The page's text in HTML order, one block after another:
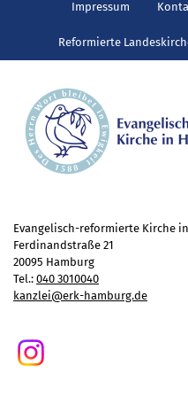
Gottesdienst
Reisen
Jugend
Familiengottesdienst
Konfirmandenunterricht
Konfi-Rookies
Diakonie
Stiftung Altenhof
Frühstück für alle
Wer will noch mitfahren?
Impressum
Reformierte
Evangelisch-reformierte Kirche
Ferdinandstraße 21
20095 Hamburg
Tel.: 040 3010040
kanzlei@erk-hamburg.de